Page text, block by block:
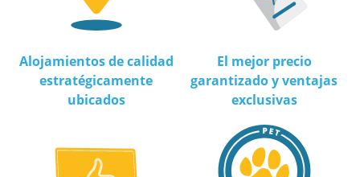
Alojamientos de calidad
estratégicamente
ubicados
El mejor precio
garantizado y ventajas
exclusivas